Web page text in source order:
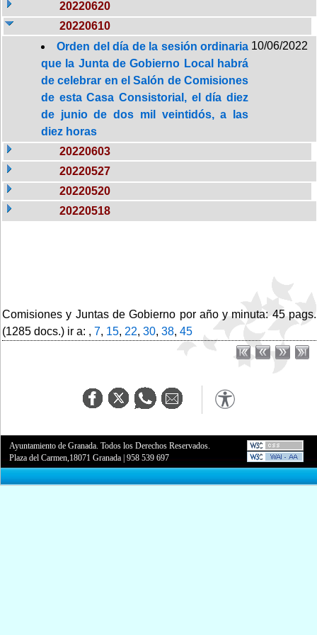
20220620
20220610
Orden del día de la sesión ordinaria
que la Junta de Gobierno Local habrá
de celebrar en el Salón de Comisiones
de esta Casa Consistorial, el día diez
de junio de dos mil veintidós, a las
diez horas
10/06/2022
20220603
20220527
20220520
20220518
Comisiones y Juntas de Gobierno por año y minuta: 45 pags.
(1285 docs.) ir a: , 7, 15, 22, 30, 38, 45
Ayuntamiento de Granada. Todos los Derechos Reservados.
Plaza del Carmen,18071 Granada |958 539 697